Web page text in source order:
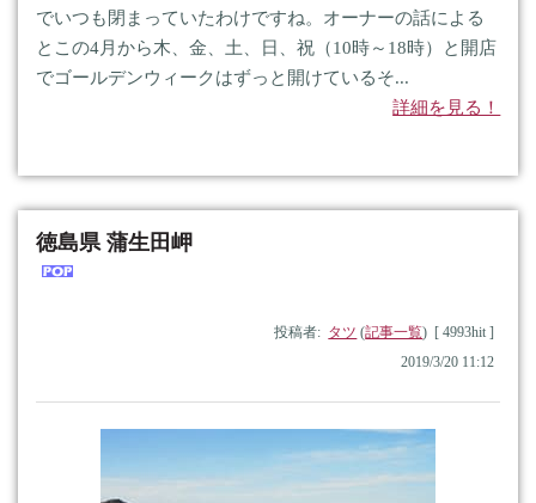
でいつも閉まっていたわけですね。オーナーの話による
とこの4月から木、金、土、日、祝（10時～18時）と開店
でゴールデンウィークはずっと開けているそ...
詳細を見る！
徳島県 蒲生田岬
投稿者: タツ (記事一覧) [ 4993hit ]
2019/3/20 11:12